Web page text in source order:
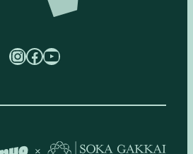
InstagramFacebook YouTube